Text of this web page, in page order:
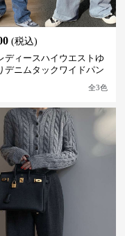
(税込)
ディースハイウエストゆ
デニムタックワイドパン
全3色